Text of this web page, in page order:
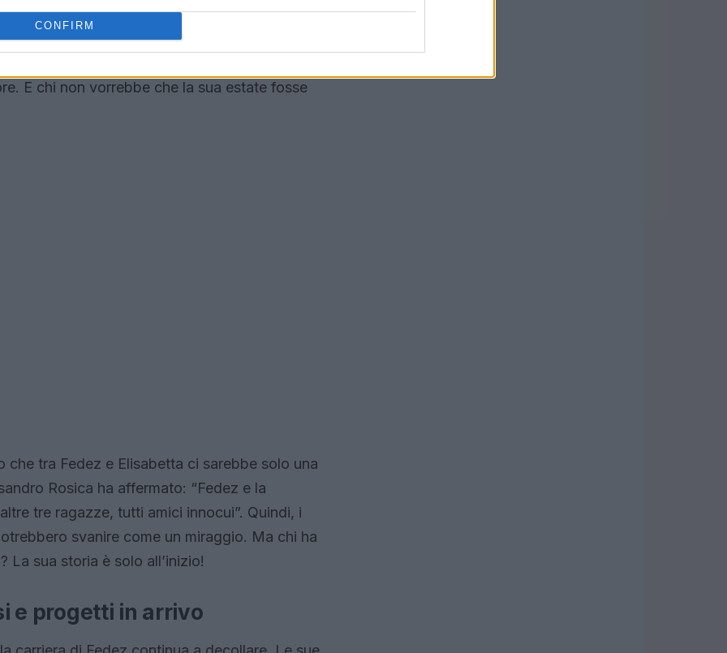
CONFIRM
di Forte dei Marmi. Le immagini hanno
e alimentando la fantasia dei fan.
è alle stelle e tutti si chiedono se Fedez
E chi non vorrebbe che la sua estate fosse
tra Fedez e Elisabetta ci sarebbe solo una
Rosica ha affermato: “Fedez e la
tre ragazze, tutti amici innocui”. Quindi, i
svanire come un miraggio. Ma chi ha
La sua storia è solo all’inizio!
e progetti in arrivo